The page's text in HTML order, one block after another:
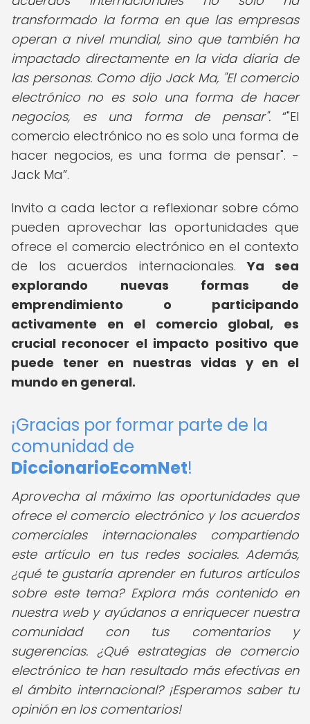
transformado la forma en que las empresas
operan a nivel mundial, sino que también ha
impactado directamente en la vida diaria de
las personas. Como dijo Jack Ma, "El comercio
electrónico no es solo una forma de hacer
negocios, es una forma de pensar".
"El
comercio electrónico no es solo una forma de
hacer negocios, es una forma de pensar". -
Jack Ma .
Invito a cada lector a reflexionar sobre cómo
pueden aprovechar las oportunidades que
ofrece el comercio electrónico en el contexto
de los acuerdos internacionales.Ya sea
explorando nuevas formas de
emprendimiento o participando
activamente en el comercio global, es
crucial reconocer el impacto positivo que
puede tener en nuestras vidas y en el
mundo en general.
¡Gracias por formar parte de la
comunidad de
DiccionarioEcomNet!
Aprovecha al máximo las oportunidades que
ofrece el comercio electrónico y los acuerdos
comerciales internacionales compartiendo
este artículo en tus redes sociales. Además,
¿qué te gustaría aprender en futuros artículos
sobre este tema? Explora más contenido en
nuestra web y ayúdanos a enriquecer nuestra
comunidad con tus comentarios y
sugerencias. ¿Qué estrategias de comercio
electrónico te han resultado más efectivas en
el ámbito internacional? ¡Esperamos saber tu
opinión en los comentarios!